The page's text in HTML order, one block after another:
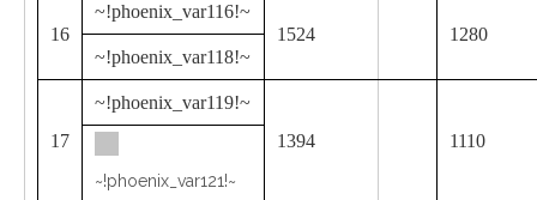
16
~!phoenix_var116!~
1524
1280
~!phoenix_var118!~
17
~!phoenix_var119!~
1394
1110
~!phoenix_var121!~